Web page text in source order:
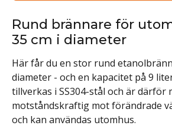
Rund brännare för
35 cm i diameter
Här får du en stor rund
diameter - och en kapacitet på 9
tillverkas i SS304-stål och är därför
motståndskraftig mot förändrade
och kan användas utomhus.